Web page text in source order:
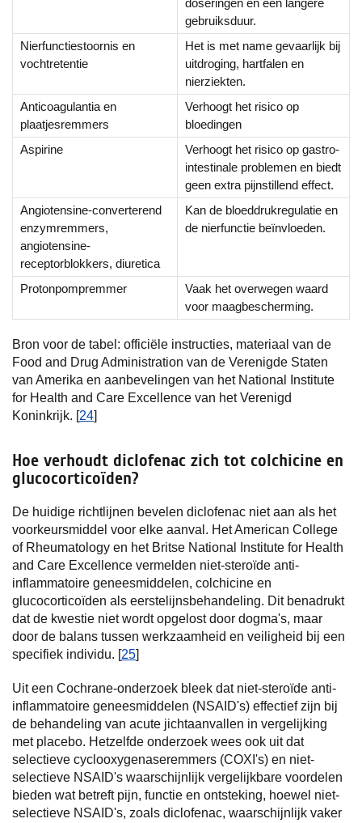
doseringen en een langere
gebruiksduur.
Nierfunctiestoornis en
vochtretentie
Het is met name gevaarlijk bij
uitdroging, hartfalen en
nierziekten.
Anticoagulantia en
plaatjesremmers
Verhoogt het risico op
bloedingen
Aspirine
Verhoogt het risico op gastro-
intestinale problemen en biedt
geen extra pijnstillend effect.
Angiotensine-converterend
enzymremmers,
angiotensine-
receptorblokkers, diuretica
Kan de bloeddrukregulatie en
de nierfunctie beïnvloeden.
Protonpompremmer
Vaak het overwegen waard
voor maagbescherming.
Bron voor de tabel: officiële instructies, materiaal van de
Food and Drug Administration van de Verenigde Staten
van Amerika en aanbevelingen van het National Institute
for Health and Care Excellence van het Verenigd
Koninkrijk. [24]
Hoe verhoudt diclofenac zich tot colchicine en
glucocorticoïden?
De huidige richtlijnen bevelen diclofenac niet aan als het
voorkeursmiddel voor elke aanval. Het American College
of Rheumatology en het Britse National Institute for Health
and Care Excellence vermelden niet-steroïde anti-
inflammatoire geneesmiddelen, colchicine en
glucocorticoïden als eerstelijnsbehandeling. Dit benadrukt
dat de kwestie niet wordt opgelost door dogma's, maar
door de balans tussen werkzaamheid en veiligheid bij een
specifiek individu. [25]
Uit een Cochrane-onderzoek bleek dat niet-steroïde anti-
inflammatoire geneesmiddelen (NSAID's) effectief zijn bij
de behandeling van acute jichtaanvallen in vergelijking
met placebo. Hetzelfde onderzoek wees ook uit dat
selectieve cyclooxygenaseremmers (COXI's) en niet-
selectieve NSAID's waarschijnlijk vergelijkbare voordelen
bieden wat betreft pijn, functie en ontsteking, hoewel niet-
selectieve NSAID's, zoals diclofenac, waarschijnlijk vaker